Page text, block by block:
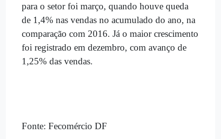
para o setor foi março, quando houve queda
de 1,4% nas vendas no acumulado do ano, na
comparação com 2016. Já o maior crescimento
foi registrado em dezembro, com avanço de
1,25% das vendas.
Fonte: Fecomércio DF